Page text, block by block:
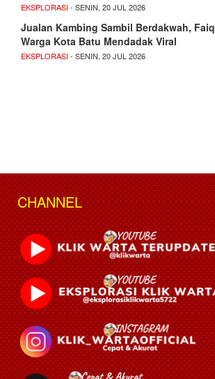
EKSPLORASI- SENIN, 20 JUL 2026
Jualan Kambing Sambil Berdakwah, Faiq
Warga Kota Batu Mendadak Viral
EKSPLORASI- SENIN, 20 JUL 2026
CHANNEL